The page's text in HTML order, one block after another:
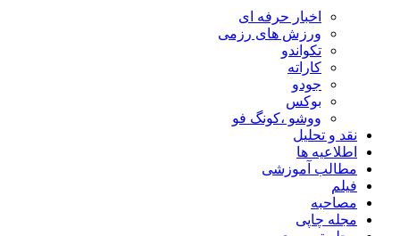
اخبار حرفه ای
ورزش های رزمی
تکواندو
کاراته
جودو
بوکس
ووشو ،کونگ فو
نقد و تحلیل
اطلاعیه ها
مطالب آموزشی
فیلم
مصاحبه
مجله چاپی